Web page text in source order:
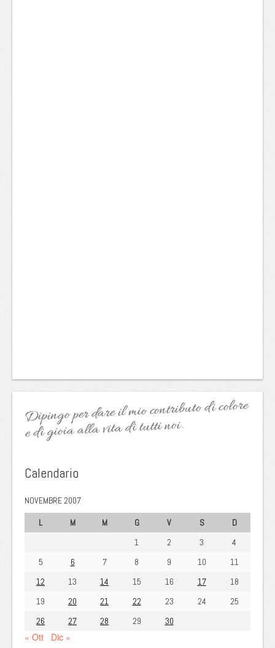
Dipingo per dare il mio contributo di colore
e di gioia alla vita di tutti noi.
Calendario
NOVEMBRE 2007
L
M M G V S
D
1
2 3
4
5
6 7 8 9 10
11
12
13 14 15 16 17
18
19
20 21 22 23 24
25
26
27 28 29 30
« Ott Dic »